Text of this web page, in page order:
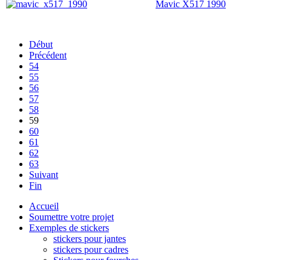
Mavic X517 1990
Début
Précédent
54
55
56
57
58
59
60
61
62
63
Suivant
Fin
Accueil
Soumettre votre projet
Exemples de stickers
stickers pour jantes
stickers pour cadres